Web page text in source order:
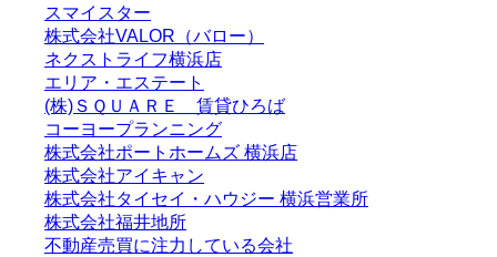
スマイスター
株式会社VALOR（バロー）
ネクストライフ横浜店
エリア・エステート
(株)ＳＱＵＡＲＥ 賃貸ひろば
コーヨープランニング
株式会社ポートホームズ 横浜店
株式会社アイキャン
株式会社タイセイ・ハウジー 横浜営業所
株式会社福井地所
不動産売買に注力している会社